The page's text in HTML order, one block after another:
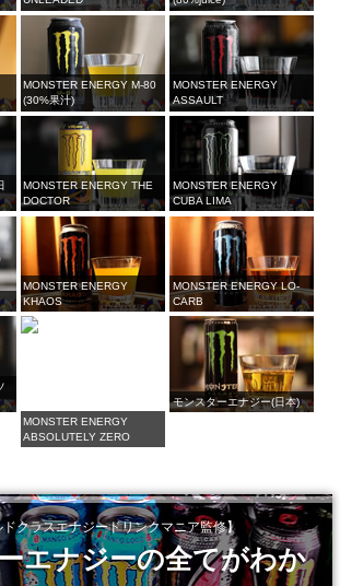
MONSTER ENERGY M-80
(30%果汁)
MONSTER ENERGY
ASSAULT
MONSTER ENERGY THE
DOCTOR
MONSTER ENERGY
CUBA LIMA
MONSTER ENERGY
KHAOS
MONSTER ENERGY LO-
CARB
MONSTER ENERGY
ABSOLUTELY ZERO
モンスターエナジー(日本)
クラスエナジードリンクマニア監修】
エナジーの全てがわか